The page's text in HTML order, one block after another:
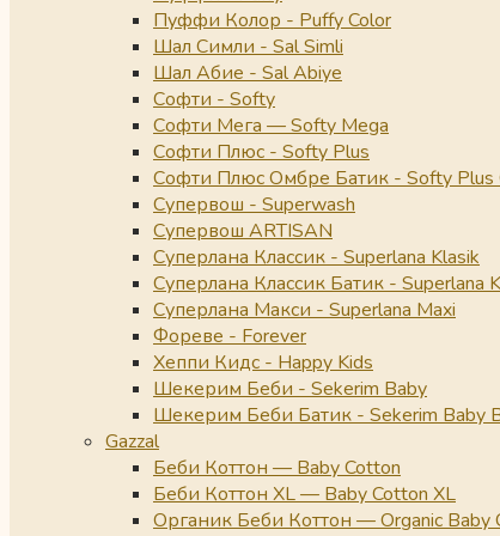
Пуффи Колор - Puffy Color
Шал Симли - Sal Simli
Шал Абие - Sal Abiye
Софти - Softy
Софти Мега — Softy Mega
Софти Плюс - Softy Plus
Софти Плюс Омбре Батик - Softy Plus
Супервош - Superwash
Супервош ARTISAN
Суперлана Классик - Superlana Klasik
Суперлана Классик Батик - Superlana
Суперлана Макси - Superlana Maxi
Фореве - Forever
Хеппи Кидс - Happy Kids
Шекерим Беби - Sekerim Baby
Шекерим Беби Батик - Sekerim Baby
Gazzal
Беби Коттон — Baby Cotton
Беби Коттон XL — Baby Cotton XL
Органик Беби Коттон — Organic Baby